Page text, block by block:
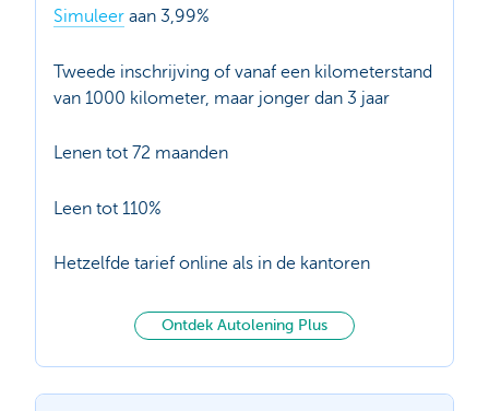
Simuleer aan 3,99%
Tweede inschrijving of vanaf een kilometerstand
van 1000 kilometer, maar jonger dan 3 jaar
Lenen tot 72 maanden
Leen tot 110%
Hetzelfde tarief online als in de kantoren
Ontdek Autolening Plus